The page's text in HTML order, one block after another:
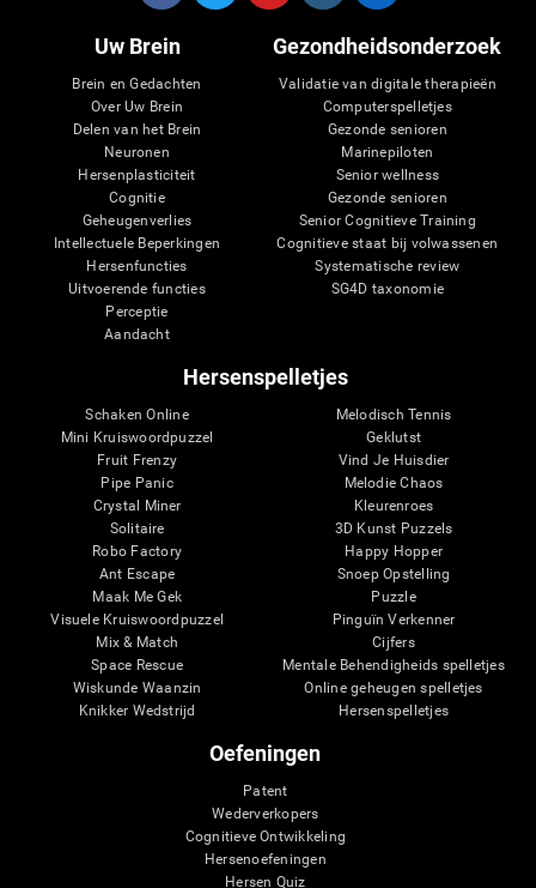
Uw Brein
Brein en Gedachten
Over Uw Brein
Delen van het Brein
Neuronen
Hersenplasticiteit
Cognitie
Geheugenverlies
Intellectuele Beperkingen
Hersenfuncties
Uitvoerende functies
Perceptie
Aandacht
Gezondheidsonderzoek
Validatie van digitale therapieën
Computerspelletjes
Gezonde senioren
Marinepiloten
Senior wellness
Gezonde senioren
Senior Cognitieve Training
Cognitieve staat bij volwassenen
Systematische review
SG4D taxonomie
Hersenspelletjes
Schaken Online
Mini Kruiswoordpuzzel
Fruit Frenzy
Pipe Panic
Crystal Miner
Solitaire
Robo Factory
Ant Escape
Maak Me Gek
Visuele Kruiswoordpuzzel
Mix & Match
Space Rescue
Wiskunde Waanzin
Knikker Wedstrijd
Melodisch Tennis
Geklutst
Vind Je Huisdier
Melodie Chaos
Kleurenroes
3D Kunst Puzzels
Happy Hopper
Snoep Opstelling
Puzzle
Pinguïn Verkenner
Cijfers
Mentale Behendigheids spelletjes
Online geheugen spelletjes
Hersenspelletjes
Oefeningen
Patent
Wederverkopers
Cognitieve Ontwikkeling
Hersenoefeningen
Hersen Quiz